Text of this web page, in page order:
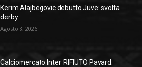
Kerim Alajbegovic debutto Juve: svolta
derby
Agosto 8, 2026
Calciomercato Inter, RIFIUTO Pavard: